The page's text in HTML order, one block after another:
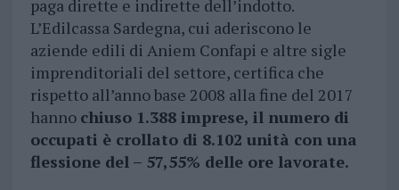
paga dirette e indirette dell’indotto.
L’Edilcassa Sardegna, cui aderiscono le
aziende edili di Aniem Confapi e altre sigle
imprenditoriali del settore, certifica che
rispetto all’anno base 2008 alla fine del 2017
hanno chiuso 1.388 imprese, il numero di
occupati è crollato di 8.102 unità con una
flessione del – 57,55% delle ore lavorate.